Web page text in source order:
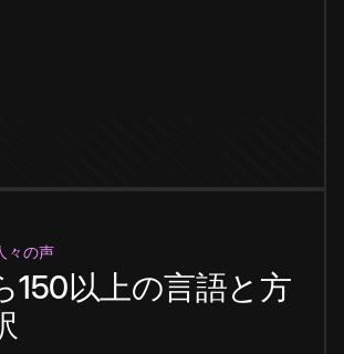
々の声
150以上の言語と方